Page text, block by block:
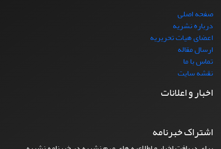
صفحه اصلی
درباره نشریه
اعضای هیات تحریریه
ارسال مقاله
تماس با ما
نقشه سایت
اخبار و اعلانات
اشتراک خبرنامه